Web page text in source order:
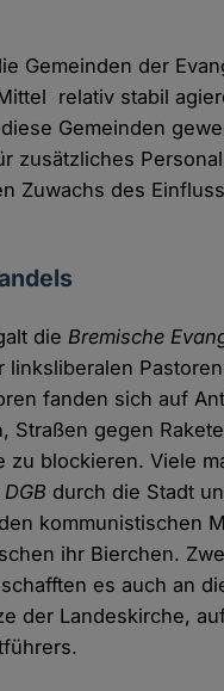
Gemeinden der
relativ stabil
Gemeinden
zusätzliches
Zuwachs des
dieBremische
linksliberalen
fanden sich auf
Straßen gegen
zu blockieren. Viele
DGB durch die Stadt
kommunistischen
ihr Bierchen.
es auch an
der Landeskirche,